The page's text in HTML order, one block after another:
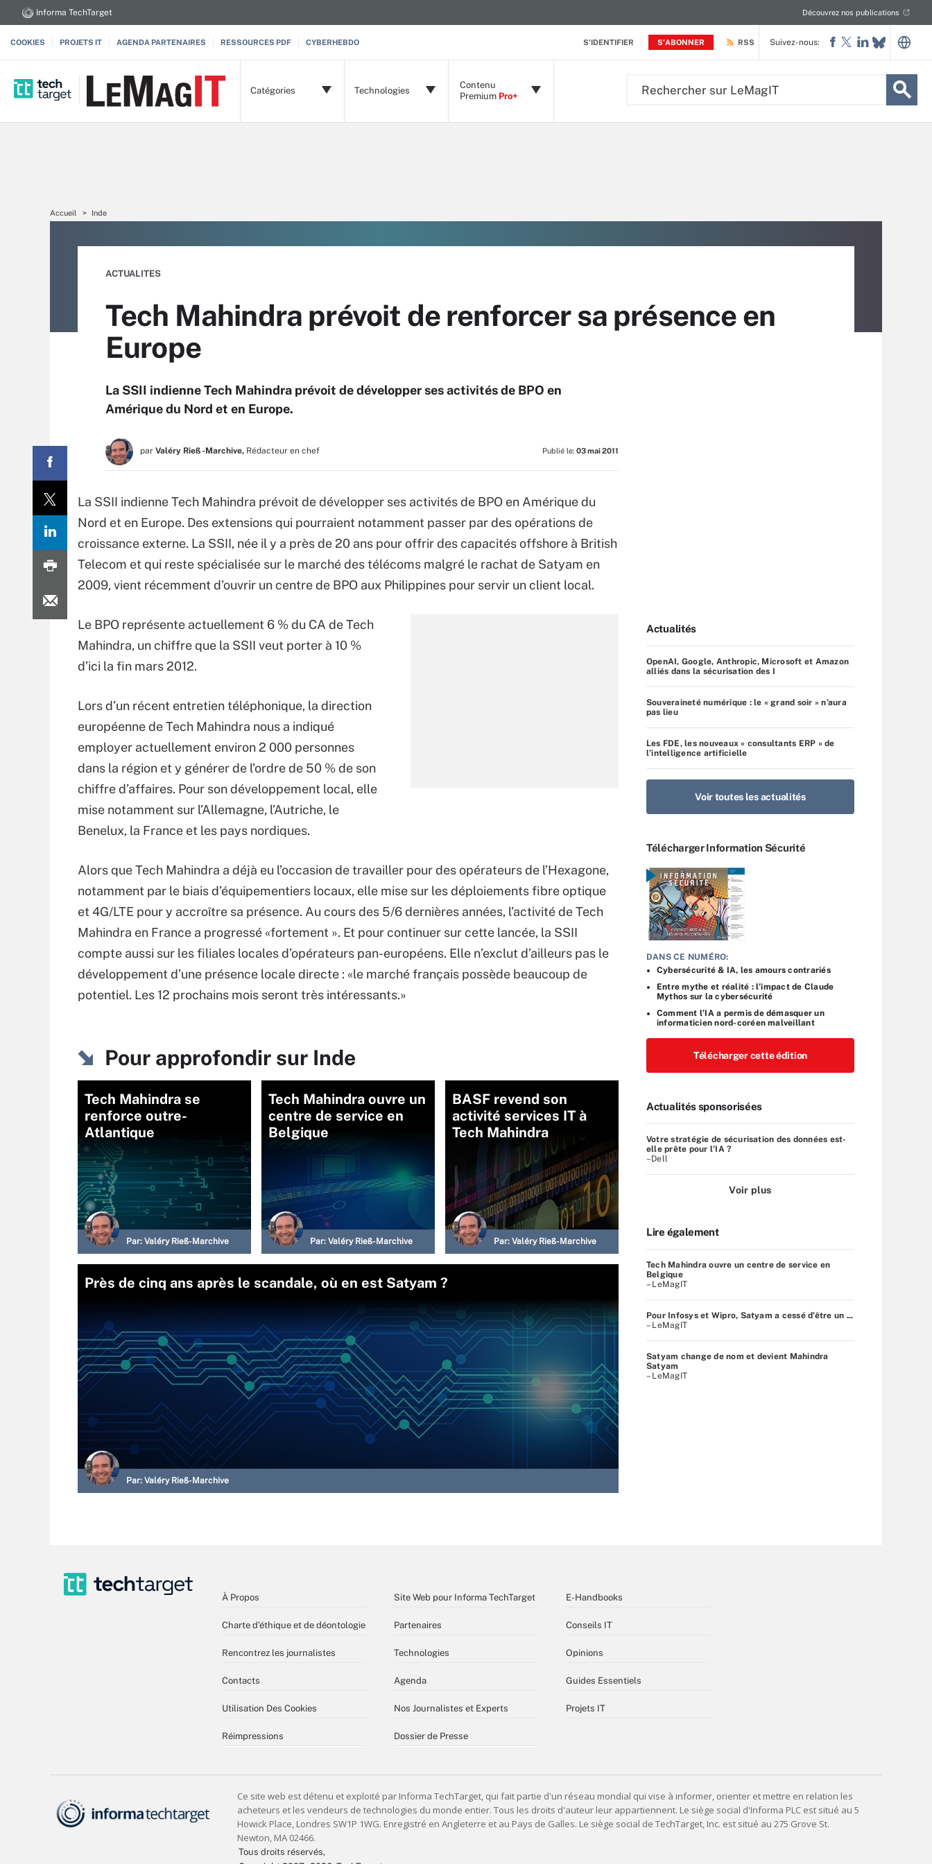
S'IDENTIFIER S'ABONNER
Informa TechTarget Découvrez nos publications
COOKIES PROJETS IT AGENDA PARTENAIRES RESSOURCES PDF CYBERHEBDO RSS
Catégories Technologies
Contenu
Premium Pro+
Suivez-nous:
Accueil Inde
ACTUALITES
Tech Mahindra prévoit de renforcer sa présence en
Europe
La SSII indienne Tech Mahindra prévoit de développer ses activités de BPO en
Amérique du Nord et en Europe.
par Valéry Rieß-Marchive, Rédacteur en chef Publié le: 03 mai 2011
La SSII indienne Tech Mahindra prévoit de développer ses activités de BPO en Amérique du
Nord et en Europe. Des extensions qui pourraient notamment passer par des opérations de
croissance externe. La SSII, née il y a près de 20 ans pour offrir des capacités offshore à British
Telecom et qui reste spécialisée sur le marché des télécoms malgré le rachat de Satyam en
2009, vient récemment d’ouvrir un centre de BPO aux Philippines pour servir un client local.
Le BPO représente actuellement 6 % du CA de Tech
Mahindra, un chiffre que la SSII veut porter à 10 %
d’ici la fin mars 2012.
Lors d’un récent entretien téléphonique, la direction
européenne de Tech Mahindra nous a indiqué
employer actuellement environ 2 000 personnes
dans la région et y générer de l’ordre de 50 % de son
chiffre d’affaires. Pour son développement local, elle
mise notamment sur l’Allemagne, l’Autriche, le
Benelux, la France et les pays nordiques.
Alors que Tech Mahindra a déjà eu l’occasion de travailler pour des opérateurs de l’Hexagone,
notamment par le biais d’équipementiers locaux, elle mise sur les déploiements fibre optique
et 4G/LTE pour y accroître sa présence. Au cours des 5/6 dernières années, l’activité de Tech
Mahindra en France a progressé «fortement ». Et pour continuer sur cette lancée, la SSII
compte aussi sur les filiales locales d’opérateurs pan-européens. Elle n’exclut d’ailleurs pas le
développement d’une présence locale directe : «le marché français possède beaucoup de
potentiel. Les 12 prochains mois seront très intéressants.»
Pour approfondir sur Inde
Tech Mahindra se
renforce outre-
Atlantique
Par: Valéry Rieß-Marchive
Tech Mahindra ouvre un
centre de service en
Belgique
Par: Valéry Rieß-Marchive
BASF revend son
activité services IT à
Tech Mahindra
Par: Valéry Rieß-Marchive
Près de cinq ans après le scandale, où en est Satyam ?
Par: Valéry Rieß-Marchive
Actualités
OpenAI, Google, Anthropic, Microsoft et Amazon
alliés dans la sécurisation des I
Souveraineté numérique : le « grand soir » n’aura
pas lieu
Les FDE, les nouveaux « consultants ERP » de
l’intelligence artificielle
Voir toutes les actualités
Télécharger Information Sécurité
DANS CE NUMÉRO:
Cybersécurité & IA, les amours contrariés
Entre mythe et réalité : l’impact de Claude
Mythos sur la cybersécurité
Comment l’IA a permis de démasquer un
informaticien nord-coréen malveillant
Télécharger cette édition
Actualités sponsorisées
Votre stratégie de sécurisation des données est-
elle prête pour l'IA ?
–Dell
Voir plus
Lire également
Tech Mahindra ouvre un centre de service en
Belgique
– LeMagIT
Pour Infosys et Wipro, Satyam a cessé d’être un ...
– LeMagIT
Satyam change de nom et devient Mahindra
Satyam
– LeMagIT
À Propos
Charte d’éthique et de déontologie
Rencontrez les journalistes
Contacts
Utilisation Des Cookies
Réimpressions
Site Web pour Informa TechTarget
Partenaires
Technologies
Agenda
Nos Journalistes et Experts
Dossier de Presse
E-Handbooks
Conseils IT
Opinions
Guides Essentiels
Projets IT
Tous droits réservés,